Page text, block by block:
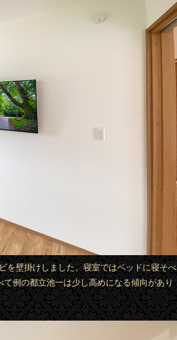
を壁掛けしました。寝室ではベッドに寝そべ
例の都立池一は少し高めになる傾向があり